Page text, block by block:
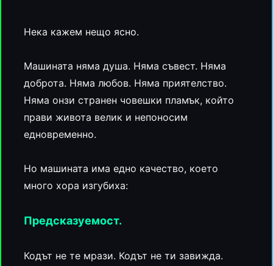
Нека кажем нещо ясно.
Машината няма душа. Няма съвест. Няма
доброта. Няма любов. Няма приятелство.
Няма онзи странен човешки пламък, който
прави живота велик и непоносим
едновременно.
Но машината има едно качество, което
много хора изгубиха:
Предсказуемост.
Кодът не те мрази. Кодът не ти завижда.